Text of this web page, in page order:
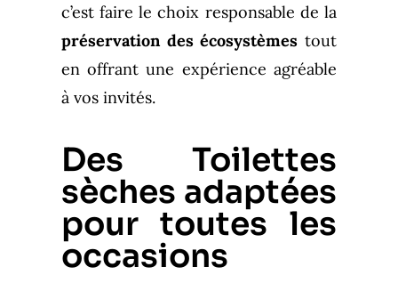
c’est faire le choix responsable de la
préservation des écosystèmes tout
en offrant une expérience agréable
à vos invités.
Des Toilettes
sèches adaptées
pour toutes les
occasions